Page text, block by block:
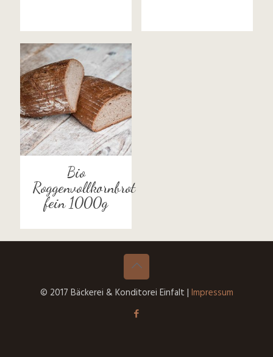
Bio
Roggenvollkornbrot
fein 1000g
© 2017 Bäckerei & Konditorei Einfalt | Impressum